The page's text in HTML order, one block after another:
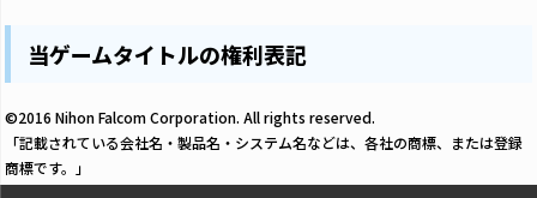
当ゲームタイトルの権利表記
©2016 Nihon Falcom Corporation. All rights reserved.
「記載されている会社名・製品名・システム名などは、各社の商標、または登録
商標です。」